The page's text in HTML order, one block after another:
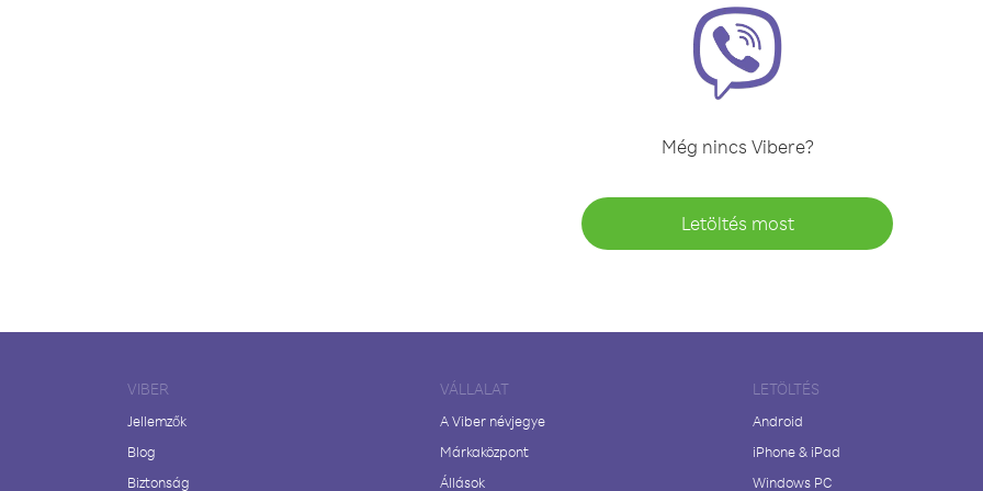
Még nincs Vibere?
Letöltés most
VIBER
Jellemzők
Blog
Biztonság
VÁLLALAT
A Viber névjegye
Márkaközpont
Állások
LETÖLTÉS
Android
iPhone & iPad
Windows PC